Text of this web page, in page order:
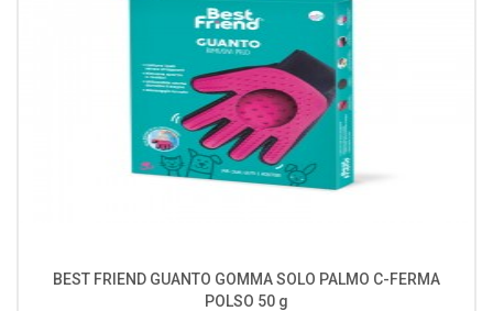
BEST FRIEND GUANTO GOMMA SOLO PALMO C-FERMA
POLSO 50 g